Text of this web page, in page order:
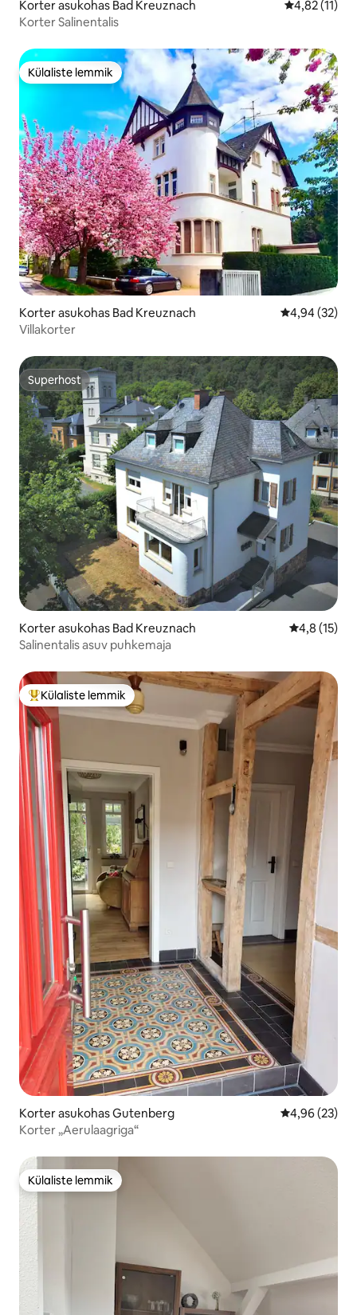
Korter asukohas Bad Kreuznach Keskmine
4,82 (11)
Korter Salinentalis
Külaliste lemmik
Külaliste lemmik
Korter asukohas Bad Kreuznach Keskmine
4,94 (32)
Villakorter
Superhost
Superhost
Korter asukohas Bad Kreuznach Keskmine
4,8 (15)
Salinentalis asuv puhkemaja
Külaliste suur lemmik
Külaliste lemmik
Korter asukohas Gutenberg Keskmine
4,96 (23)
Korter „Aerulaagriga“
Külaliste lemmik
Külaliste lemmik